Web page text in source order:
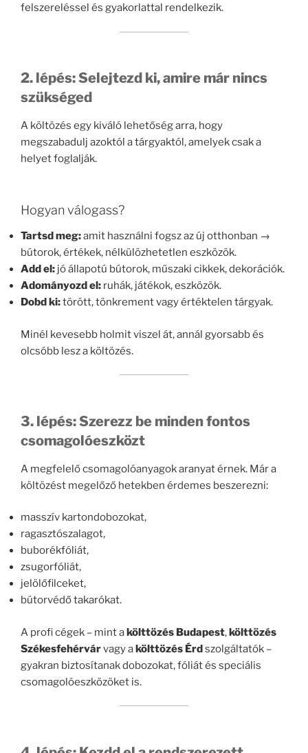
felszereléssel és gyakorlattal rendelkezik.
2. lépés: Selejtezd ki, amire már nincs
szükséged
A költözés egy kiváló lehetőség arra, hogy
megszabadulj azoktól a tárgyaktól, amelyek csak a
helyet foglalják.
Hogyan válogass?
Tartsd meg:amit használni fogsz az új otthonban →
bútorok, értékek, nélkülözhetetlen eszközök.
Add el: jó állapotú bútorok, műszaki cikkek, dekorációk.
Adományozd el: ruhák, játékok, eszközök.
Dobd ki:törött, tönkrement vagy értéktelen tárgyak.
Minél kevesebb holmit viszel át, annál gyorsabb és
olcsóbb lesz a költözés.
3. lépés: Szerezz be minden fontos
csomagolóeszközt
A megfelelő csomagolóanyagok aranyat érnek. Már a
költözést megelőző hetekben érdemes beszerezni:
masszív kartondobozokat,
ragasztószalagot,
buborékfóliát,
zsugorfóliát,
jelölőfilceket,
bútorvédő takarókat.
A profi cégek – mint akölttözés Budapest,költtözés
Székesfehérvárvagy akölttözés Érdszolgáltatók –
gyakran biztosítanak dobozokat, fóliát és speciális
csomagolóeszközöket is.